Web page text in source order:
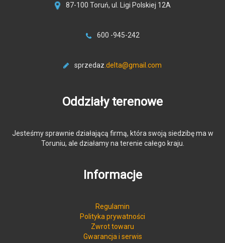
87-100 Toruń, ul. Ligi Polskiej 12A
600 -945-242
sprzedaz .delta@gmail.com
Oddziały terenowe
Jesteśmy sprawnie działającą firmą, która swoją siedzibę ma w
Toruniu, ale działamy na terenie całego kraju.
Informacje
Regulamin
Polityka prywatności
Zwrot towaru
Gwarancja i serwis